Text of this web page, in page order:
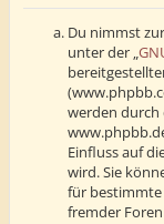
Du nimmst
unter der „
werden durch
Einfluss auf
wird. Sie
für bestimmte
fremder